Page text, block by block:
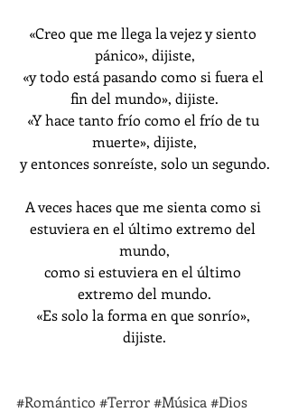
«Creo que me llega la vejez y siento
pánico», dijiste,
«y todo está pasando como si fuera el
fin del mundo», dijiste.
«Y hace tanto frío como el frío de tu
muerte», dijiste,
y entonces sonreíste, solo un segundo.
A veces haces que me sienta como si
estuviera en el último extremo del
mundo,
como si estuviera en el último
extremo del mundo.
«Es solo la forma en que sonrío»,
dijiste.
#Romántico #Terror#Música #Dios